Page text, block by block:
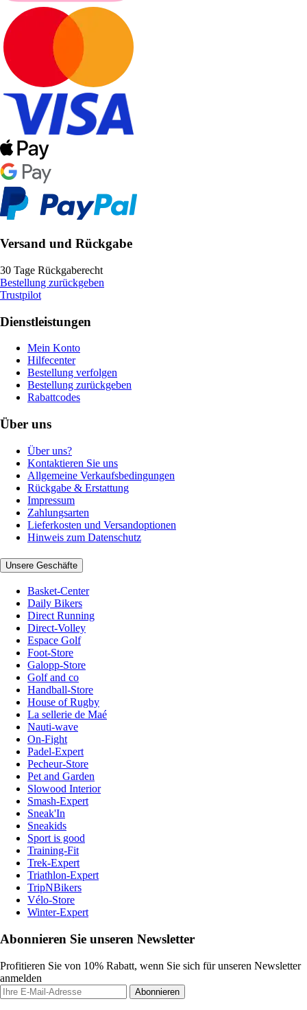
Versand und Rückgabe
30 Tage Rückgaberecht
Bestellung zurückgeben
Trustpilot
Dienstleistungen
Mein Konto
Hilfecenter
Bestellung verfolgen
Bestellung zurückgeben
Rabattcodes
Über uns
Über uns?
Kontaktieren Sie uns
Allgemeine Verkaufsbedingungen
Rückgabe & Erstattung
Impressum
Zahlungsarten
Lieferkosten und Versandoptionen
Hinweis zum Datenschutz
Unsere Geschäfte
Basket-Center
Daily Bikers
Direct Running
Direct-Volley
Espace Golf
Foot-Store
Galopp-Store
Golf and co
Handball-Store
House of Rugby
La sellerie de Maé
Nauti-wave
On-Fight
Padel-Expert
Pecheur-Store
Pet and Garden
Slowood Interior
Smash-Expert
Sneak'In
Sneakids
Sport is good
Training-Fit
Trek-Expert
Triathlon-Expert
TripNBikers
Vélo-Store
Winter-Expert
Abonnieren Sie unseren Newsletter
Profitieren Sie von 10% Rabatt, wenn Sie sich für unseren Newsletter
anmelden
Abonnieren